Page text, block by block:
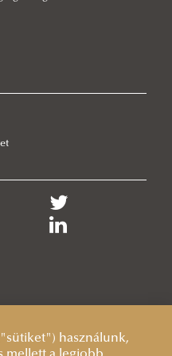
nem lehet csupán
használunk,